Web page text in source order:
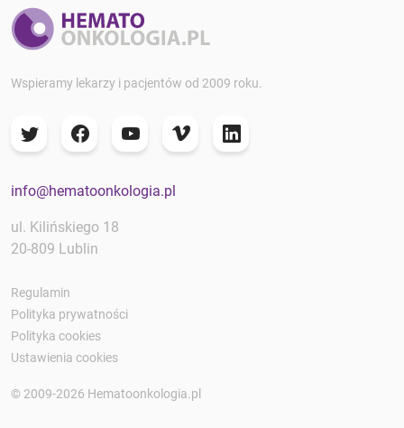
Wspieramy lekarzy i pacjentów od 2009 roku.
info@hematoonkologia.pl
ul. Kilińskiego 18
20-809 Lublin
Regulamin
Polityka prywatności
Polityka cookies
Ustawienia cookies
© 2009-2026 Hematoonkologia.pl